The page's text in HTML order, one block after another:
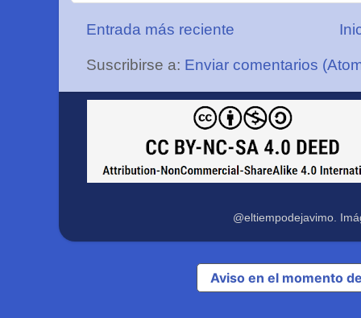
Entrada más reciente
Suscribirse a: Enviar comentarios
@eltiempodejavimo.
Aviso en el momento